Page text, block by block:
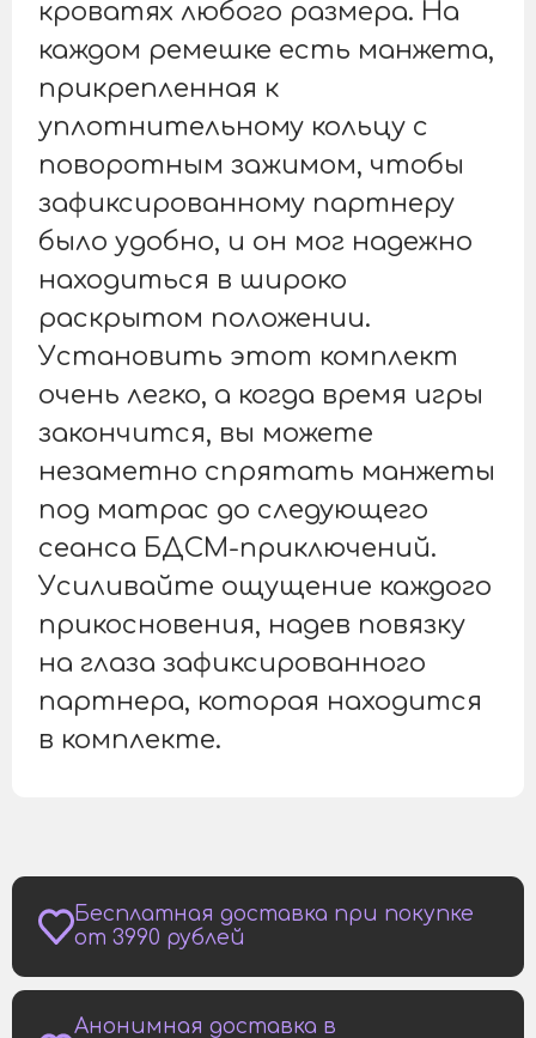
кроватях любого размера. На
каждом ремешке есть манжета,
прикрепленная к
уплотнительному кольцу с
поворотным зажимом, чтобы
зафиксированному партнеру
было удобно, и он мог надежно
находиться в широко
раскрытом положении.
Установить этот комплект
очень легко, а когда время игры
закончится, вы можете
незаметно спрятать манжеты
под матрас до следующего
сеанса БДСМ-приключений.
Усиливайте ощущение каждого
прикосновения, надев повязку
на глаза зафиксированного
партнера, которая находится
в комплекте.
Бесплатная доставка при покупке
от 3990 рублей
Анонимная доставка в